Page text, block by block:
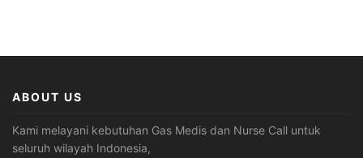
ABOUT US
Kami melayani kebutuhan Gas Medis dan Nurse Call untuk
seluruh wilayah Indonesia,